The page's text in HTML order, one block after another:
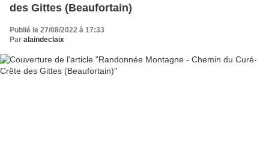
des Gittes (Beaufortain)
Publié le 27/08/2022 à 17:33
Par alaindeclaix